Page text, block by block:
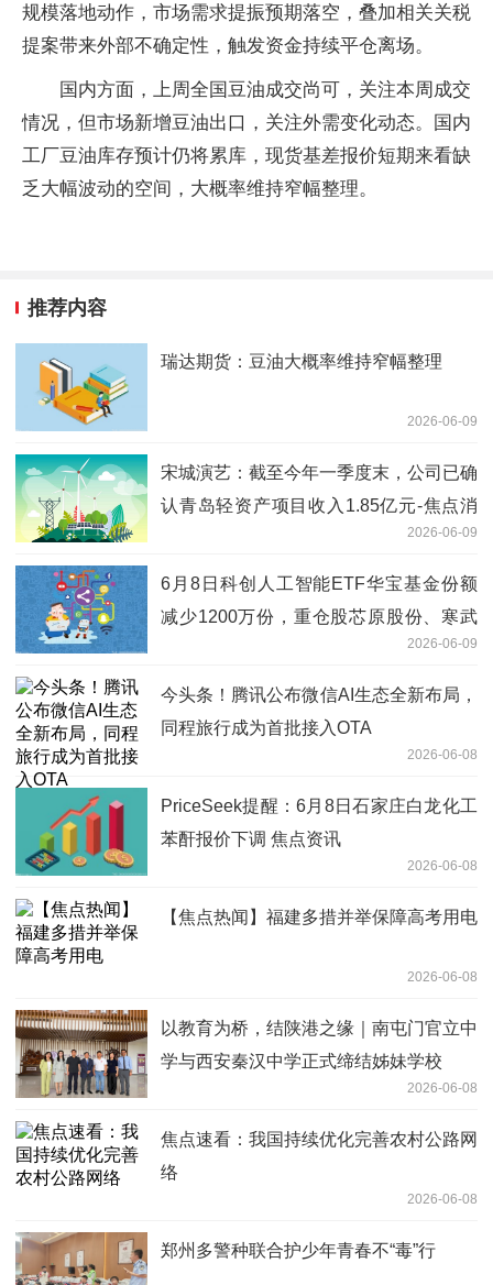
规模落地动作，市场需求提振预期落空，叠加相关关税
提案带来外部不确定性，触发资金持续平仓离场。
国内方面，上周全国豆油成交尚可，关注本周成交
情况，但市场新增豆油出口，关注外需变化动态。国内
工厂豆油库存预计仍将累库，现货基差报价短期来看缺
乏大幅波动的空间，大概率维持窄幅整理。
推荐内容
瑞达期货：豆油大概率维持窄幅整理
2026-06-09
宋城演艺：截至今年一季度末，公司已确
认青岛轻资产项目收入1.85亿元-焦点消
2026-06-09
6月8日科创人工智能ETF华宝基金份额
减少1200万份，重仓股芯原股份、寒武
2026-06-09
今头条！腾讯公布微信AI生态全新布局，
同程旅行成为首批接入OTA
2026-06-08
PriceSeek提醒：6月8日石家庄白龙化工
苯酐报价下调 焦点资讯
2026-06-08
【焦点热闻】福建多措并举保障高考用电
2026-06-08
以教育为桥，结陕港之缘｜南屯门官立中
学与西安秦汉中学正式缔结姊妹学校
2026-06-08
焦点速看：我国持续优化完善农村公路网
络
2026-06-08
郑州多警种联合护少年青春不“毒”行